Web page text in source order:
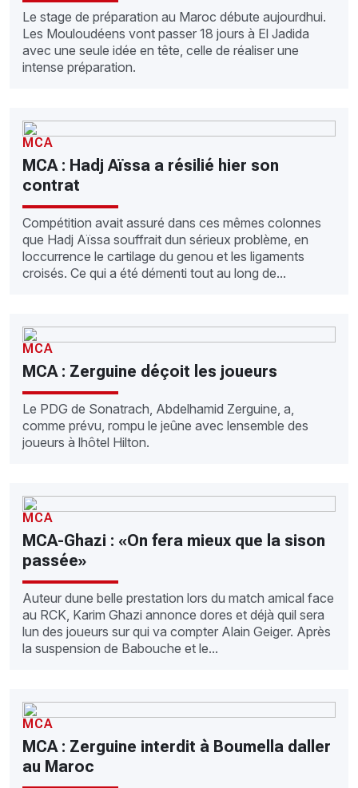
Le stage de préparation au Maroc débute aujourdhui.
Les Mouloudéens vont passer 18 jours à El Jadida
avec une seule idée en tête, celle de réaliser une
intense préparation.
MCA
MCA : Hadj Aïssa a résilié hier son
contrat
Compétition avait assuré dans ces mêmes colonnes
que Hadj Aïssa souffrait dun sérieux problème, en
loccurrence le cartilage du genou et les ligaments
croisés. Ce qui a été démenti tout au long de...
MCA
MCA : Zerguine déçoit les joueurs
Le PDG de Sonatrach, Abdelhamid Zerguine, a,
comme prévu, rompu le jeûne avec lensemble des
joueurs à lhôtel Hilton.
MCA
MCA-Ghazi : «On fera mieux que la sison
passée»
Auteur dune belle prestation lors du match amical face
au RCK, Karim Ghazi annonce dores et déjà quil sera
lun des joueurs sur qui va compter Alain Geiger. Après
la suspension de Babouche et le...
MCA
MCA : Zerguine interdit à Boumella daller
au Maroc